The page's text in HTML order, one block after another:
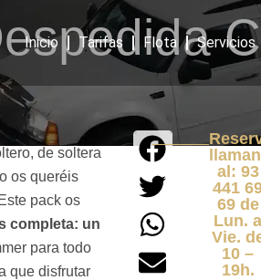
Inicio Tarifas Flota Servicios
de soltera
os queréis
pack os
completa: un
para todo
que disfrutar
al: 93
441
69 de
Lun. a
Vie.
10 –
19h.